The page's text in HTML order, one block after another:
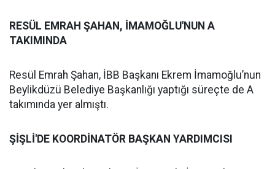
RESÜL EMRAH ŞAHAN, İMAMOĞLU'NUN A
TAKIMINDA
Resül Emrah Şahan, İBB Başkanı Ekrem İmamoğlu’nun
Beylikdüzü Belediye Başkanlığı yaptığı süreçte de A
takımında yer almıştı.
ŞİŞLİ'DE KOORDİNATÖR BAŞKAN YARDIMCISI